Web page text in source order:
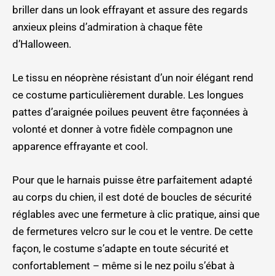
briller dans un look effrayant et assure des regards
anxieux pleins d’admiration à chaque fête
d’Halloween.
Le tissu en néoprène résistant d’un noir élégant rend
ce costume particulièrement durable. Les longues
pattes d’araignée poilues peuvent être façonnées à
volonté et donner à votre fidèle compagnon une
apparence effrayante et cool.
Pour que le harnais puisse être parfaitement adapté
au corps du chien, il est doté de boucles de sécurité
réglables avec une fermeture à clic pratique, ainsi que
de fermetures velcro sur le cou et le ventre. De cette
façon, le costume s’adapte en toute sécurité et
confortablement – même si le nez poilu s’ébat à